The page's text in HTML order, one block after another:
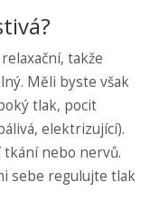
takže
Měli byste však
tlak, pocit
elektrizující).
tkání nebo nervů.
sebe regulujte tlak